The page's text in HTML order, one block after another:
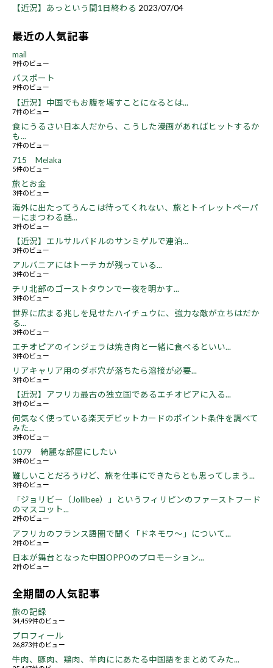
【近況】あっという間1日終わる 2023/07/04
最近の人気記事
mail
9件のビュー
パスポート
9件のビュー
【近況】中国でもお腹を壊すことになるとは...
7件のビュー
食にうるさい日本人だから、こうした漫画があればヒットするか
も...
7件のビュー
715 Melaka
5件のビュー
旅とお金
3件のビュー
海外に出たってうんこは待ってくれない、旅とトイレットペーパ
ーにまつわる話...
3件のビュー
【近況】エルサルバドルのサンミゲルで連泊...
3件のビュー
アルバニアにはトーチカが残っている...
3件のビュー
チリ北部のゴーストタウンで一夜を明かす...
3件のビュー
世界に広まる兆しを見せたハイチュウに、強力な敵が立ちはだか
る...
3件のビュー
エチオピアのインジェラは焼き肉と一緒に食べるといい...
3件のビュー
リアキャリア用のダボ穴が落ちたら溶接が必要...
3件のビュー
【近況】アフリカ最古の独立国であるエチオピアに入る...
3件のビュー
何気なく使っている楽天デビットカードのポイント条件を調べて
みた...
3件のビュー
1079 綺麗な部屋にしたい
3件のビュー
難しいことだろうけど、旅を仕事にできたらとも思ってしまう...
3件のビュー
「ジョリビー（Jollibee）」というフィリピンのファーストフード
のマスコット...
2件のビュー
アフリカのフランス語圏で聞く「ドネモワ～」について...
2件のビュー
日本が舞台となった中国OPPOのプロモーション...
2件のビュー
全期間の人気記事
旅の記録
34,459件のビュー
プロフィール
26,873件のビュー
牛肉、豚肉、鶏肉、羊肉ににあたる中国語をまとめてみた...